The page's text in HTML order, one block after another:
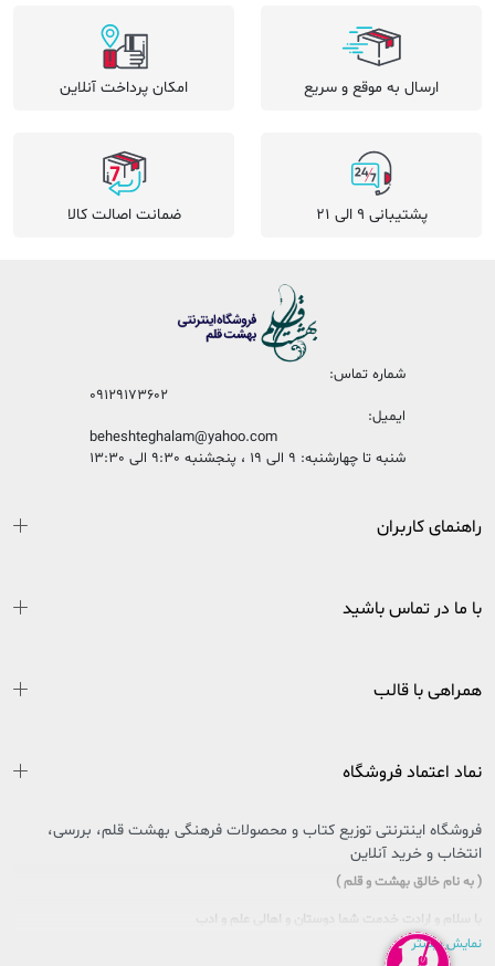
ارسال به موقع و سریع امکان پرداخت آنلاین
پشتیبانی 9 الی 21 ضمانت اصالت کالا
شماره تماس:
09129173602
ایمیل:
beheshteghalam@yahoo.com
شنبه تا چهارشنبه: 9 الی 19 ، پنجشنبه 9:30 الی 13:30
راهنمای کاربران
با ما در تماس باشید
همراهی با قالب
نماد اعتماد فروشگاه
فروشگاه اینترنتی توزیع کتاب و محصولات فرهنگی بهشت قلم، بررسی،
انتخاب و خرید آنلاین
( به نام خالق بهشت و قلم )
با سلام و ارادت خدمت شما دوستان و اهالی علم و ادب
سایتی را که در پیش روی دارید حاصل تلاش بی وقفه جمعی از جوانان اهل فرهنگ و کتاب
نمایش بیشتر